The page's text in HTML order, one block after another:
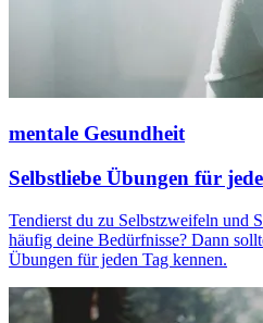
mentale Gesundheit
Selbstliebe Übungen für
Tendierst du zu Selbstzweifeln und
häufig deine Bedürfnisse? Dann
Übungen für jeden Tag kennen.